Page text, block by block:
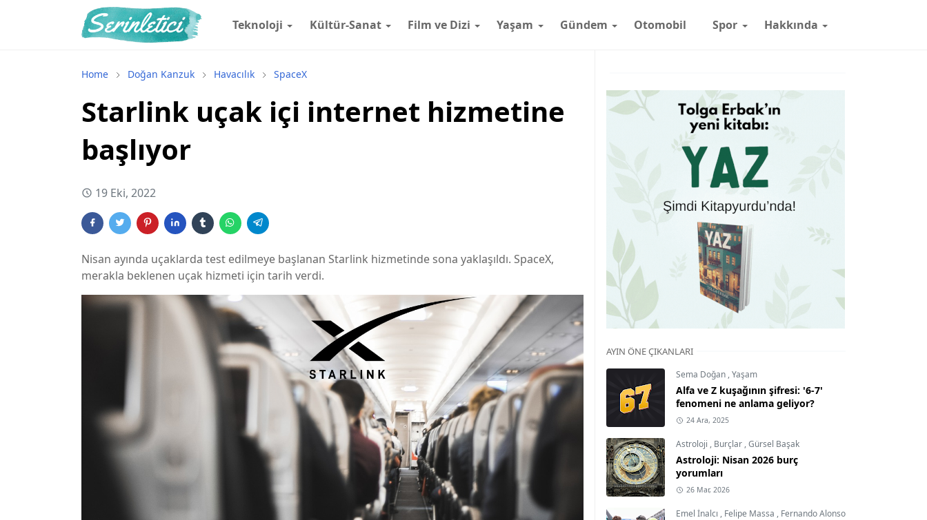
Teknoloji Kültür-Sanat Film ve Dizi Yaşam Gündem Otomobil Spor Hakkında
Home Doğan Kanzuk Havacılık SpaceX
Starlink uçak içi internet hizmetine
başlıyor
19 Eki, 2022
Nisan ayında uçaklarda test edilmeye başlanan Starlink hizmetinde sona yaklaşıldı. SpaceX,
merakla beklenen uçak hizmeti için tarih verdi.
AYIN ÖNE ÇIKANLARI
Sema Doğan ,Yaşam
Alfa ve Z kuşağının şifresi: '6-7'
fenomeni ne anlama geliyor?
24 Ara, 2025
Astroloji , Burçlar ,Gürsel Başak
Astroloji: Nisan 2026 burç
yorumları
26 Mar, 2026
Emel İnalcı , Felipe Massa , Fernando Alonso